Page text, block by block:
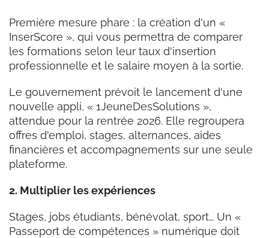
Première mesure phare : la création d'un «
InserScore », qui vous permettra de comparer
les formations selon leur taux d'insertion
professionnelle et le salaire moyen à la sortie.
Le gouvernement prévoit le lancement d'une
nouvelle appli, « 1JeuneDesSolutions »,
attendue pour la rentrée 2026. Elle regroupera
offres d'emploi, stages, alternances, aides
financières et accompagnements sur une seule
plateforme.
2. Multiplier les expériences
Stages, jobs étudiants, bénévolat, sport… Un «
Passeport de compétences » numérique doit